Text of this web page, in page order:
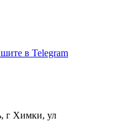
в Telegram
г Химки, ул